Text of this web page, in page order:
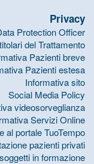
Privacy
Protection Officer
del Trattamento
Pazienti breve
Pazienti estesa
Informativa sito
Social Media Policy
videosorveglianza
Servizi Online
al portale TuoTempo
pazienti privati
in formazione